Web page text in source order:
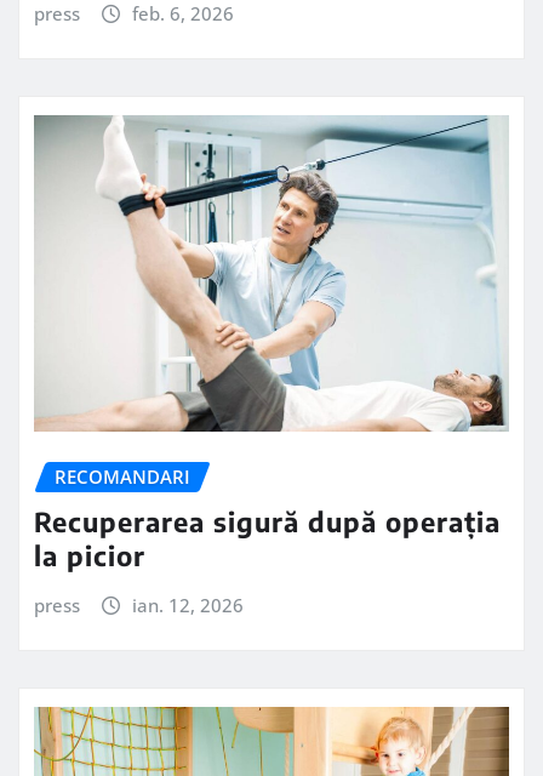
press feb. 6, 2026
RECOMANDARI
Recuperarea sigură după operația
la picior
press ian. 12, 2026